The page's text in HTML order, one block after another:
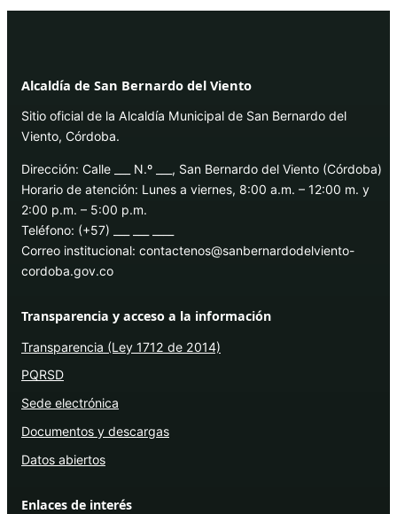
Alcaldía de San Bernardo del Viento
Sitio oficial de la Alcaldía Municipal de San Bernardo del
Viento, Córdoba.
Dirección: Calle ___ N.º ___, San Bernardo del Viento (Córdoba)
Horario de atención: Lunes a viernes, 8:00 a.m. – 12:00 m. y
2:00 p.m. – 5:00 p.m.
Teléfono: (+57) ___ ___ ____
Correo institucional: contactenos@sanbernardodelviento-
cordoba.gov.co
Transparencia y acceso a la información
Transparencia (Ley 1712 de 2014)
PQRSD
Sede electrónica
Documentos y descargas
Datos abiertos
Enlaces de interés